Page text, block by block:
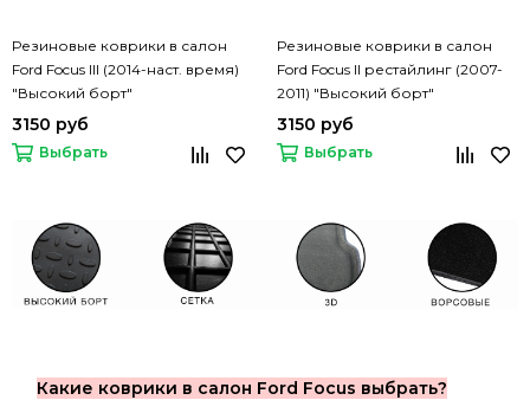
Резиновые коврики в салон
Ford Focus III (2014-наст. время)
"Высокий борт"
3150 руб
Выбрать
Резиновые коврики в салон
Ford Focus II рестайлинг (2007-
2011) "Высокий борт"
3150 руб
Выбрать
Какие коврики в салон Ford Focus выбрать?